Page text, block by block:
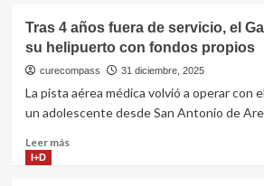
Tras 4 años fuera de servicio, el
su helipuerto con fondos propios
curecompass 31 diciembre, 2025
La pista aérea médica volvió a operar con
un adolescente desde San Antonio de
Leer másLeer
I+D